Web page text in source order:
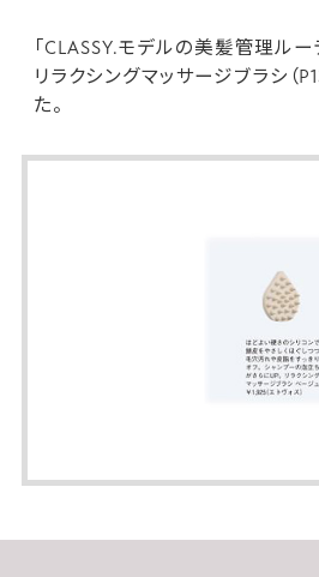
「CLASSY.モデルの美髪管理ル
リラクシングマッサージブラシ （
た。